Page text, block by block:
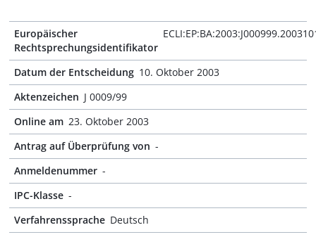
Europäischer
Rechtsprechungsidentifikator
Datum der Entscheidung 10. Oktober 2003
Aktenzeichen J 0009/99
Online am 23. Oktober 2003
Antrag auf Überprüfung von -
Anmeldenummer -
IPC-Klasse -
Verfahrenssprache Deutsch